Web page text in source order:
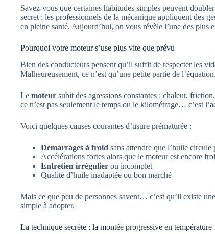
Savez-vous que certaines habitudes simples peuvent
secret : les professionnels de la mécanique appliquent des
en pleine santé. Aujourd’hui, on vous révèle l’une des plus
Pourquoi votre moteur s’use plus vite que prévu
Bien des conducteurs pensent qu’il suffit de respecter les
Malheureusement, ce n’est qu’une petite partie de l’équation.
Le moteur subit des agressions constantes : chaleur,
ce n’est pas seulement le temps ou le kilométrage… c’est
Voici quelques causes courantes d’usure prématurée :
Démarrages à froid sans attendre que l’huile circule
Accélérations fortes alors que le moteur est encore
Entretien irrégulier ou incomplet
Qualité d’huile inadaptée ou bon marché
Mais ce que peu de personnes savent… c’est qu’il existe une
simple à adopter.
La technique secrète : la montée progressive en température